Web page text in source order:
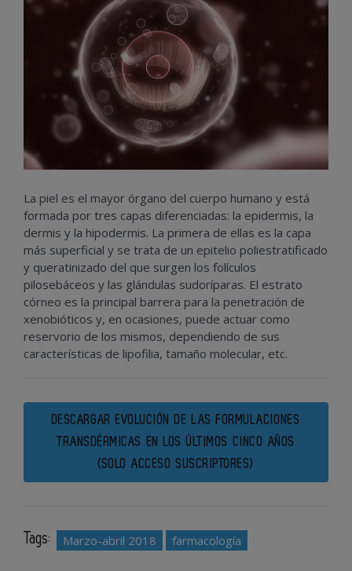
La piel es el mayor órgano del cuerpo humano y está
formada por tres capas diferenciadas: la epidermis, la
dermis y la hipodermis. La primera de ellas es la capa
más superficial y se trata de un epitelio poliestratificado
y queratinizado del que surgen los folículos
pilosebáceos y las glándulas sudoríparas. El estrato
córneo es la principal barrera para la penetración de
xenobióticos y, en ocasiones, puede actuar como
reservorio de los mismos, dependiendo de sus
características de lipofilia, tamaño molecular, etc.
DESCARGAR EVOLUCIÓN DE LAS FORMULACIONES
TRANSDÉRMICAS EN LOS ÚLTIMOS CINCO AÑOS
(SOLO ACCESO SUSCRIPTORES)
Tags: Marzo-abril 2018 farmacología